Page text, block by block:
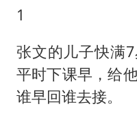
以
1
张文的儿子快满7
平时下课早，给
谁早回谁去接。